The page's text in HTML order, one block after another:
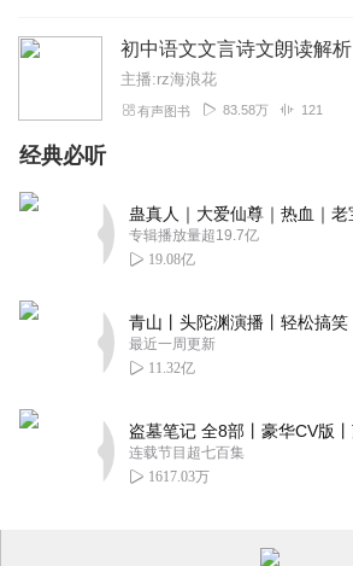
初中语文文言诗文朗读解析
主播:rz海浪花
有声图书 83.58万 121
经典必听
专辑播放量超19.7亿
19.08亿
最近一周更新
11.32亿
连载节目超七百集
1617.03万